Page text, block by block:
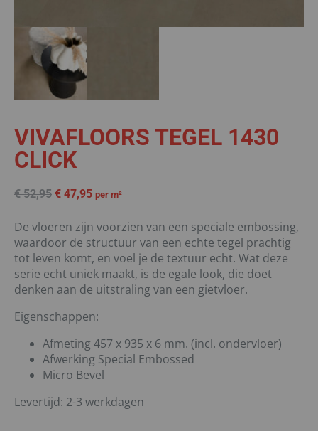
VIVAFLOORS TEGEL 1430
CLICK
€52,95 € 47,95 per m²
De vloeren zijn voorzien van een speciale embossing,
waardoor de structuur van een echte tegel prachtig
tot leven komt, en voel je de textuur echt. Wat deze
serie echt uniek maakt, is de egale look, die doet
denken aan de uitstraling van een gietvloer.
Eigenschappen:
Afmeting 457 x 935 x 6 mm. (incl. ondervloer)
Afwerking Special Embossed
Micro Bevel
Levertijd: 2-3 werkdagen